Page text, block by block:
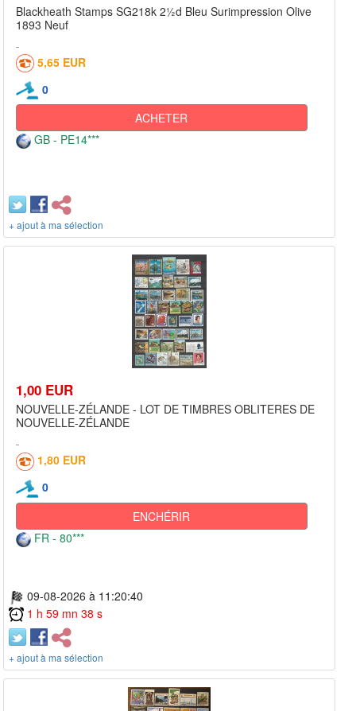
Blackheath Stamps SG218k 2½d Bleu Surimpression Olive
1893 Neuf
5,65 EUR
0
ACHETER
GB - PE14***
+ ajout à ma sélection
1,00 EUR
NOUVELLE-ZÉLANDE - LOT DE TIMBRES OBLITERES DE
NOUVELLE-ZÉLANDE
1,80 EUR
0
ENCHÉRIR
FR - 80***
09-08-2026 à 11:20:40
1 h 59 mn 38 s
+ ajout à ma sélection